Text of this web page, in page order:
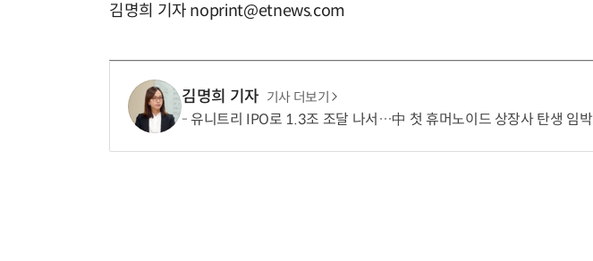
김명희 기자 noprint@etnews.com
김명희 기자 기사 더보기
유니트리 IPO로 1.3조 조달 나서…中 첫 휴머노이드 상장사 탄생 임박